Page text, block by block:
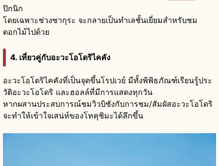
ปิกนิก
โดยเฉพาะช่วงซากุระ จะกลายเป็นทำเลชั้นเยี่ยมสำหรับชม
ดอกไม้ไปด้วย
4. เที่ยวคู่กับอะวะโอโดริไคคัง
อะวะโอโดริไคคังที่เป็นจุดขึ้นโรปเวย์ มีทั้งพิพิธภัณฑ์เรียนรู้ประ
วัติอะวะโอโดริ และฮอลล์ที่มีการแสดงทุกวัน
หากผสานประสบการณ์ชมวิวบิซังกับการชม/สัมผัสอะวะโอโดริ
จะทำให้เข้าใจเสน่ห์ของโทคุชิมะได้ลึกขึ้น